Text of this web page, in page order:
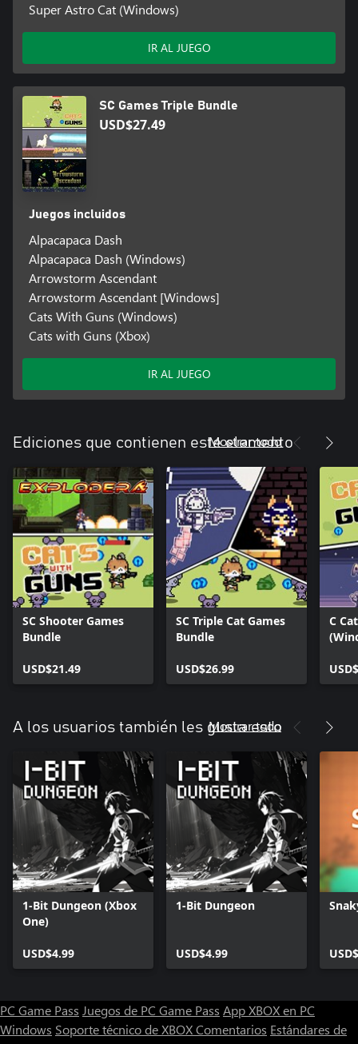
Super Astro Cat (Windows)
IR AL JUEGO
SC Games Triple Bundle
USD$27.49
Juegos incluidos
Alpacapaca Dash
Alpacapaca Dash (Windows)
Arrowstorm Ascendant
Arrowstorm Ascendant [Windows]
Cats With Guns (Windows)
Cats with Guns (Xbox)
IR AL JUEGO
Ediciones que contienen este elemento
Mostrar todo
SC Shooter Games
Bundle
USD$21.49
SC Triple Cat Games
Bundle
USD$26.99
C
A los usuarios también les gusta esto
Mostrar todo
1-Bit Dungeon (Xbox
One)
USD$4.99
1-Bit Dungeon
USD$4.99
PC Game Pass Juegos de PC Game Pass App XBOX en PC
Windows Soporte técnico de XBOXComentarios Estándares de